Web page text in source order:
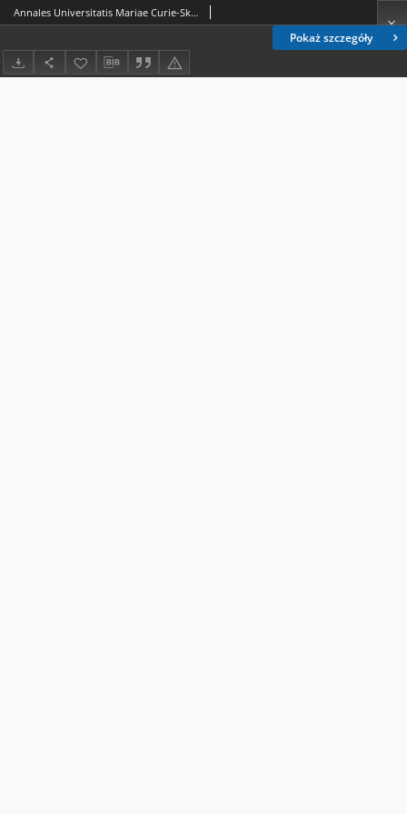
Pokaż szczegóły
Annales Universitatis Mariae Curie-Skłodowska. Sectio H, Oeconomia. Vol. 32/33 (1998/1999) - fotografia Z. Lewandowskiego